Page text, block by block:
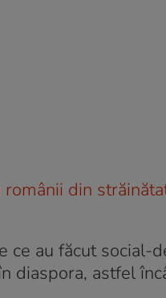
românii din
ce au făcut
diaspora, astfel